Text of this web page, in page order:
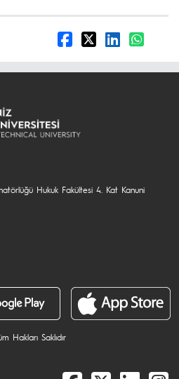
Hukuk Fakültesi 4. Kat Kanuni
Hakları Saklıdır